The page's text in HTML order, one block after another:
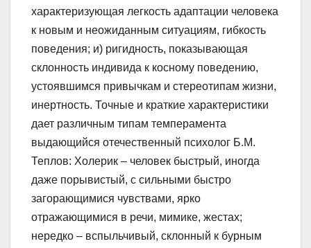
характеризующая легкость адаптации человека
к новым и неожиданным ситуациям, гибкость
поведения; и) ригидность, показывающая
склонность индивида к косному поведению,
устоявшимся привычкам и стереотипам жизни,
инертность. Точные и краткие характеристики
дает различным типам темперамента
выдающийся отечественный психолог Б.М.
Теплов: Холерик – человек быстрый, иногда
даже порывистый, с сильными быстро
загорающимися чувствами, ярко
отражающимися в речи, мимике, жестах;
нередко – вспыльчивый, склонный к бурным